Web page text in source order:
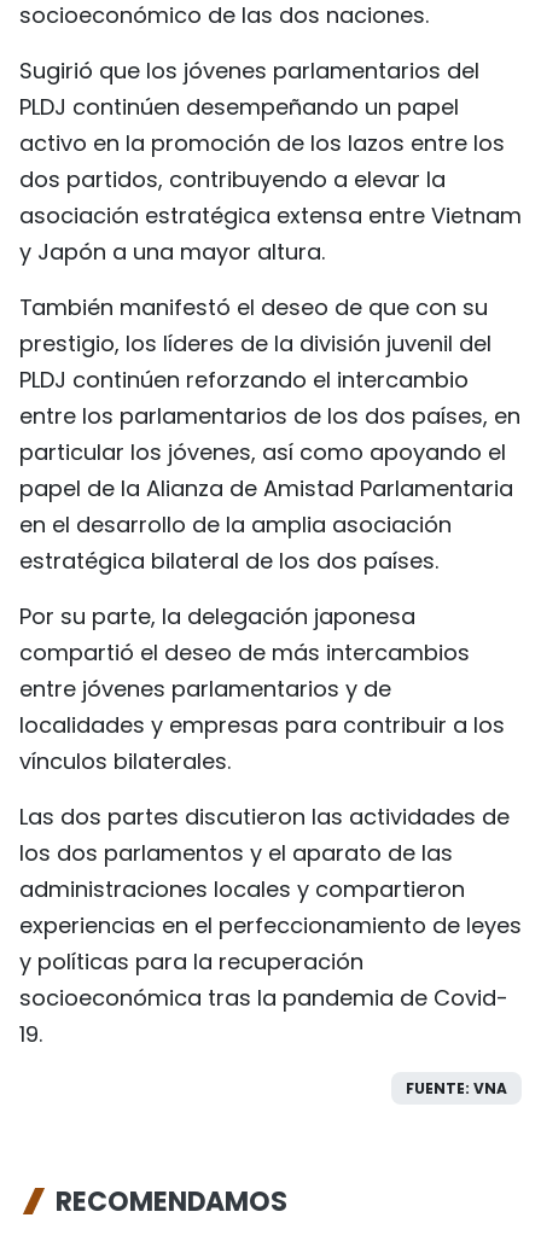
socioeconómico de las dos naciones.
Sugirió que los jóvenes parlamentarios del
PLDJ continúen desempeñando un papel
activo en la promoción de los lazos entre los
dos partidos, contribuyendo a elevar la
asociación estratégica extensa entre Vietnam
y Japón a una mayor altura.
También manifestó el deseo de que con su
prestigio, los líderes de la división juvenil del
PLDJ continúen reforzando el intercambio
entre los parlamentarios de los dos países, en
particular los jóvenes, así como apoyando el
papel de la Alianza de Amistad Parlamentaria
en el desarrollo de la amplia asociación
estratégica bilateral de los dos países.
Por su parte, la delegación japonesa
compartió el deseo de más intercambios
entre jóvenes parlamentarios y de
localidades y empresas para contribuir a los
vínculos bilaterales.
Las dos partes discutieron las actividades de
los dos parlamentos y el aparato de las
administraciones locales y compartieron
experiencias en el perfeccionamiento de leyes
y políticas para la recuperación
socioeconómica tras la pandemia de Covid-
19.
FUENTE: VNA
RECOMENDAMOS